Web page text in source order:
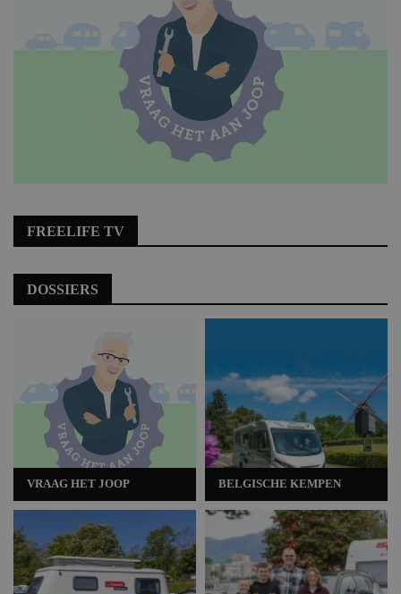
FREELIFE TV
DOSSIERS
VRAAG HET JOOP BELGISCHE KEMPEN